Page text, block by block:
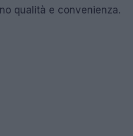
qualità e convenienza.